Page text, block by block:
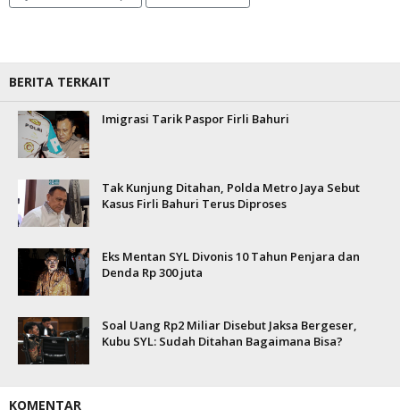
BERITA TERKAIT
Imigrasi Tarik Paspor Firli Bahuri
Tak Kunjung Ditahan, Polda Metro Jaya Sebut
Kasus Firli Bahuri Terus Diproses
Eks Mentan SYL Divonis 10 Tahun Penjara dan
Denda Rp 300 juta
Soal Uang Rp2 Miliar Disebut Jaksa Bergeser,
Kubu SYL: Sudah Ditahan Bagaimana Bisa?
KOMENTAR